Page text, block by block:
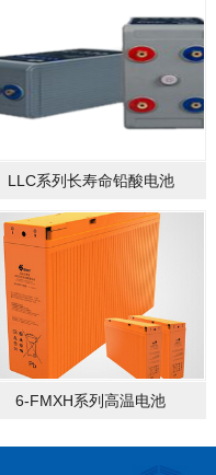
LLC系列长寿命铅酸电池
6-FMXH系列高温电池